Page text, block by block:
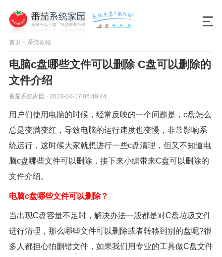
首页> 系统教程
电脑c盘哪些文件可以删除 C盘可以删除的
文件介绍
番茄系统家园 · 2023-04-17 06:49:44
用户们使用电脑的时候，经常反映的一个问题是，c盘怎么
总是变满变红，导致电脑的运行速度也变慢，非常影响系
统运行，这时候大家就想进行一些c盘清理，但又不知道电
脑c盘哪些文件可以删除，接下来小编带来C盘可以删除的
文件介绍。
电脑c盘哪些文件可以删除？
当出现C盘容量不足时，解决办法一般都是对C盘垃圾文件
进行清理，那么哪些文件可以删除或者转移到别的盘呢?很
多人都担心怕删错文件，如果我们用专业的工具做C盘文件